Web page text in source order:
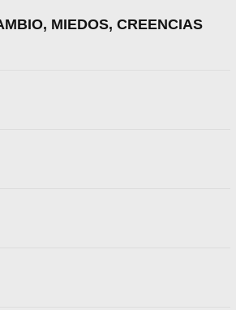
MIEDOS, CREENCIAS